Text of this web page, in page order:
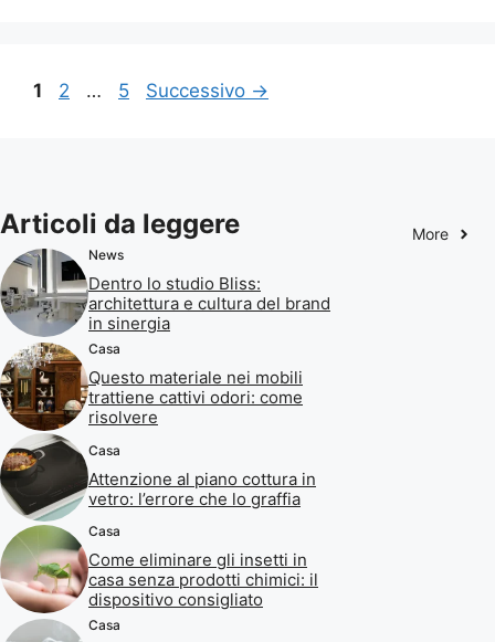
Pagina
1 Pagina
2 … Pagina
5 Successivo →
Articoli da leggere More
News
Dentro lo studio Bliss:
architettura e cultura del brand
in sinergia
Casa
Questo materiale nei mobili
trattiene cattivi odori: come
risolvere
Casa
Attenzione al piano cottura in
vetro: l’errore che lo graffia
Casa
Come eliminare gli insetti in
casa senza prodotti chimici: il
dispositivo consigliato
Casa